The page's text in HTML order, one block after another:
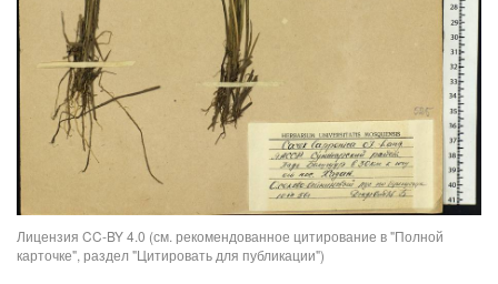
Лицензия CC-BY 4.0 (см. рекомендованное цитирование в "Полной
карточке", раздел "Цитировать для публикации")